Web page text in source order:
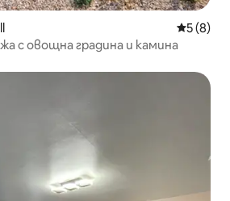
Средна
5 (8)
с овощна градина и камина